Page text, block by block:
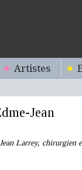
Artistes
Jean
Larrey, chirurgien